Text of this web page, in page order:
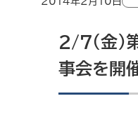
2/7（金）
事会を開